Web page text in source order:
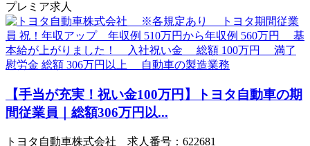
プレミア求人
【手当が充実！祝い金100万円】トヨタ自動車の期
間従業員｜総額306万円以...
トヨタ自動車株式会社 求人番号：622681